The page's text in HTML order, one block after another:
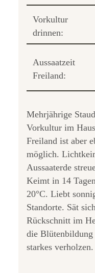
Vorkultur
drinnen:
Aussaatzeit
Freiland:
Mehrjährige
Vorkultur im
Freiland ist aber
möglich.
Aussaaterde
Keimt in 14
20°C. Liebt
Standorte. Sät
Rückschnitt im
die
starkes verholzen.